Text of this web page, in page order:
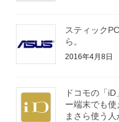
スティック
ら。
2016年4月8日
ドコモの「
ー端末でも
まさら使う